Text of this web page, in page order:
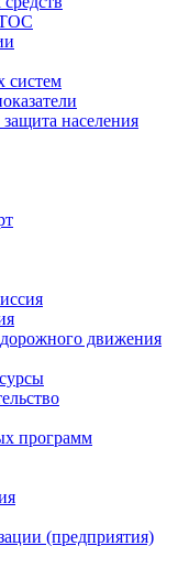
систем
населения
движения
программ
(предприятия)